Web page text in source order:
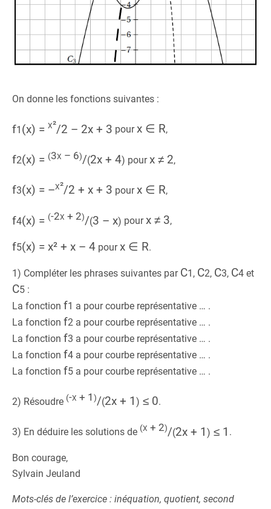
On donne les fonctions suivantes :
f1 (x) = x²/2 – 2x + 3 pourx ∈ R,
f2(x) = (3x – 6)/(2x + 4) pourx ≠ 2,
f3(x) = –x²/2 + x + 3 pourx ∈ R,
f4(x) = (-2x + 2)/(3 – x) pourx ≠ 3,
f5(x) = x² + x – 4 pourx ∈ R.
1) Compléter les phrases suivantes par C1 , C2, C3, C4 et
C5 :
La fonction f1 a pour courbe représentative … .
La fonction f2 a pour courbe représentative … .
La fonction f3 a pour courbe représentative … .
La fonction f4 a pour courbe représentative … .
La fonction f5 a pour courbe représentative … .
2) Résoudre (-x + 1 )/(2x + 1 ) ≤ 0.
3) En déduire les solutions de (x + 2)/(2x + 1 ) ≤ 1 .
Bon courage,
Sylvain Jeuland
Mots-clés de l’exercice : inéquation, quotient, second